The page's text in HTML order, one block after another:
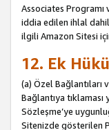
Associates
iddia edilen ihlal
ilgili Amazon Sitesi
12. Ek
(a) Özel
Bağlantıya
Sözleşme’ye
Sitenizde gösterilen